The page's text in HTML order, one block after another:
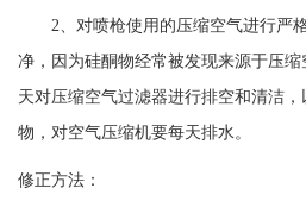
2、对喷枪使用的压缩空气进行严
净，因为硅酮物经常被发现来源于压
天对压缩空气过滤器进行排空和清洁
物，对空气压缩机要每天排水。
修正方法：